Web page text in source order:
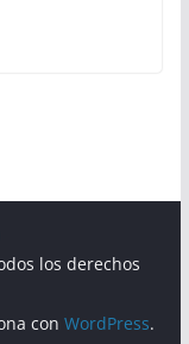
los derechos
conWordPress.